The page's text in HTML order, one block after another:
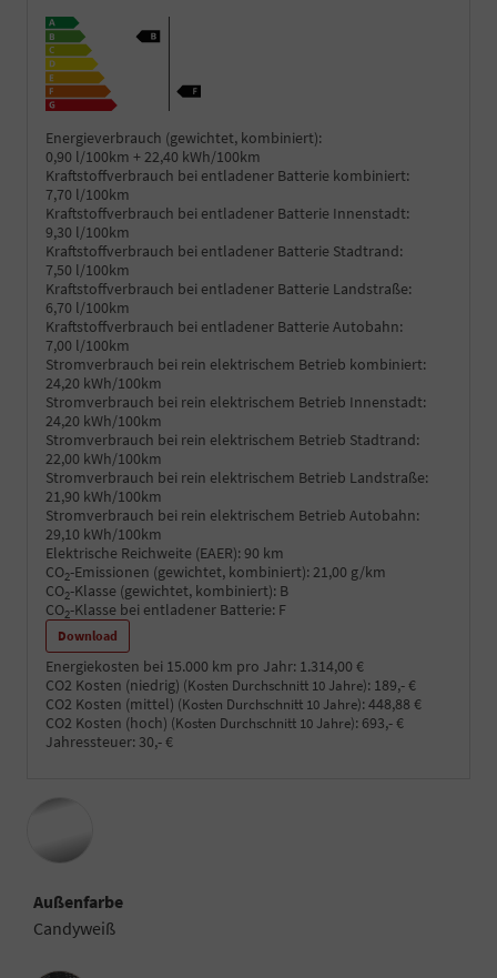
Energieverbrauch (gewichtet, kombiniert):
0,90 l/100km + 22,40 kWh/100km
Kraftstoffverbrauch bei entladener Batterie kombiniert:
7,70 l/100km
Kraftstoffverbrauch bei entladener Batterie Innenstadt:
9,30 l/100km
Kraftstoffverbrauch bei entladener Batterie Stadtrand:
7,50 l/100km
Kraftstoffverbrauch bei entladener Batterie Landstraße:
6,70 l/100km
Kraftstoffverbrauch bei entladener Batterie Autobahn:
7,00 l/100km
Stromverbrauch bei rein elektrischem Betrieb kombiniert:
24,20 kWh/100km
Stromverbrauch bei rein elektrischem Betrieb Innenstadt:
24,20 kWh/100km
Stromverbrauch bei rein elektrischem Betrieb Stadtrand:
22,00 kWh/100km
Stromverbrauch bei rein elektrischem Betrieb Landstraße:
21,90 kWh/100km
Stromverbrauch bei rein elektrischem Betrieb Autobahn:
29,10 kWh/100km
Elektrische Reichweite (EAER): 90 km
CO2-Emissionen (gewichtet, kombiniert): 21,00 g/km
CO2-Klasse (gewichtet, kombiniert): B
CO2-Klasse bei entladener Batterie: F
Download
Energiekosten bei 15.000 km pro Jahr: 1.314,00 €
CO2 Kosten (niedrig) (Kosten Durchschnitt 10 Jahre): 189,- €
CO2 Kosten (mittel) (Kosten Durchschnitt 10 Jahre): 448,88 €
CO2 Kosten (hoch) (Kosten Durchschnitt 10 Jahre): 693,- €
Jahressteuer: 30,- €
Außenfarbe
Candyweiß